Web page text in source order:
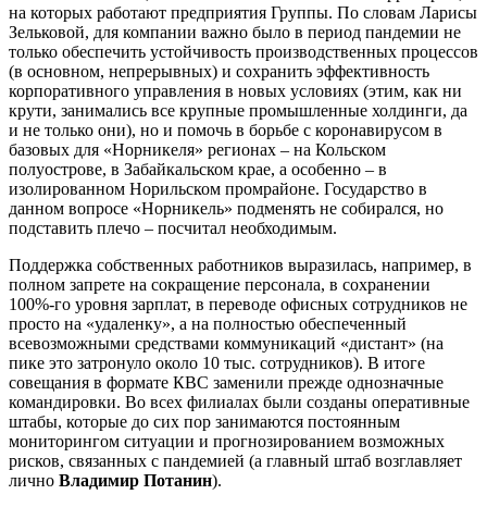
на которых работают предприятия Группы. По словам Ларисы
Зельковой, для компании важно было в период пандемии не
только обеспечить устойчивость производственных процессов
(в основном, непрерывных) и сохранить эффективность
корпоративного управления в новых условиях (этим, как ни
крути, занимались все крупные промышленные холдинги, да
и не только они), но и помочь в борьбе с коронавирусом в
базовых для «Норникеля» регионах – на Кольском
полуострове, в Забайкальском крае, а особенно – в
изолированном Норильском промрайоне. Государство в
данном вопросе «Норникель» подменять не собирался, но
подставить плечо – посчитал необходимым.
Поддержка собственных работников выразилась, например, в
полном запрете на сокращение персонала, в сохранении
100%-го уровня зарплат, в переводе офисных сотрудников не
просто на «удаленку», а на полностью обеспеченный
всевозможными средствами коммуникаций «дистант» (на
пике это затронуло около 10 тыс. сотрудников). В итоге
совещания в формате КВС заменили прежде однозначные
командировки. Во всех филиалах были созданы оперативные
штабы, которые до сих пор занимаются постоянным
мониторингом ситуации и прогнозированием возможных
рисков, связанных с пандемией (а главный штаб возглавляет
лично Владимир Потанин).